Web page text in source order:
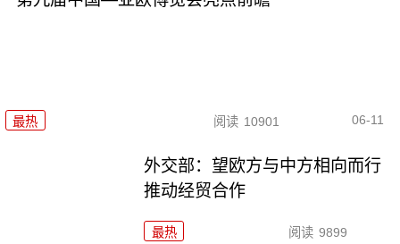
最热 阅读 10901 06-11
外交部：望欧方与中方相向而行
推动经贸合作
最热 阅读 9899